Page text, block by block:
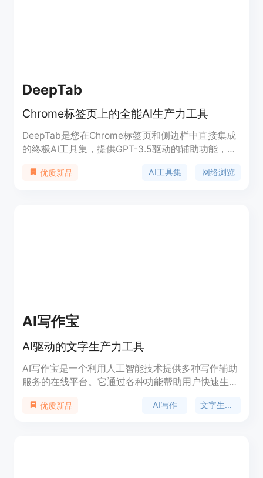
DeepTab
Chrome标签页上的全能AI生产力工具
DeepTab是您在Chrome标签页和侧边栏中直接集成
的终极AI工具集，提供GPT-3.5驱动的辅助功能，以
的网络浏览。方便的AI助手随时待命。快速访问
优质新品 AI工具集 网络浏览
AI写作宝
AI驱动的文字生产力工具
AI写作宝是一个利用人工智能技术提供多种写作辅助
服务的在线平台。它通过各种功能帮助用户快速生成
如社媒写作、教育、工作、短视频、电商和娱乐等。
优质新品 AI写作 文字生产力